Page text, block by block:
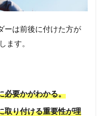
ーは前後に付けた方が
ます。
必要かがわかる。
取り付ける重要性が理